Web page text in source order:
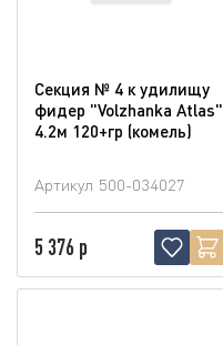
Секция № 4 к удилищу
фидер "Volzhanka Atlas"
4.2м 120+гр (комель)
Артикул 500-034027
5 376 р